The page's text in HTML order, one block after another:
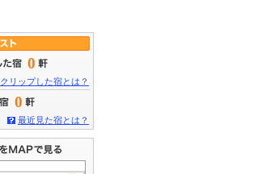
0
クリップした宿とは？
0
最近見た宿とは？